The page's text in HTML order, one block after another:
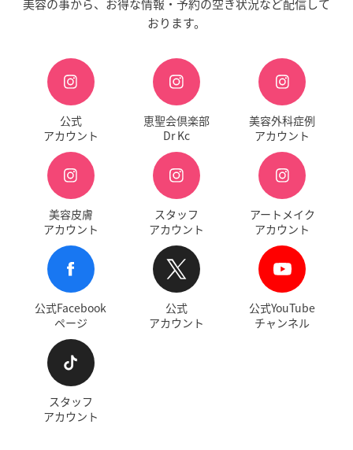
美容の事から、お得な情報・予約の空き状況など配信して
おります。
公式
アカウント
恵聖会倶楽部
Dr Kc
美容外科症例
アカウント
美容皮膚
アカウント
スタッフ
アカウント
アートメイク
アカウント
公式Facebook
ページ
公式
アカウント
公式YouTube
チャンネル
スタッフ
アカウント